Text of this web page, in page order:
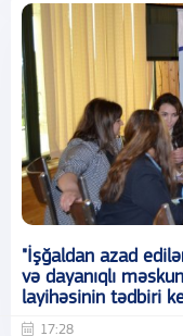
"İşğaldan azad
və dayanıqlı
layihəsinin tədbiri
17:28